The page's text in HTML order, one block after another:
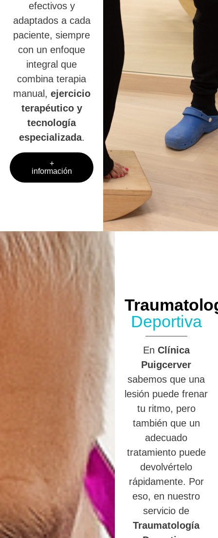
efectivos y
adaptados a cada
paciente, siempre
con un enfoque
integral que
combina terapia
manual, ejercicio
terapéutico y
tecnología
especializada.
+
información
Deportiva
En Clínica
Puigcerver
sabemos que una
lesión puede frenar
tu ritmo, pero
también que un
adecuado
tratamiento puede
devolvértelo
rápidamente. Por
eso, en nuestro
servicio de
Traumatología